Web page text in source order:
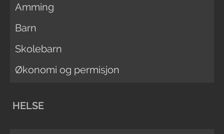
Amming
Barn
Skolebarn
Økonomi og permisjon
HELSE